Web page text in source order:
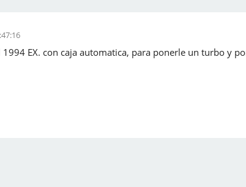
EX. con caja automatica, para ponerle un turbo y